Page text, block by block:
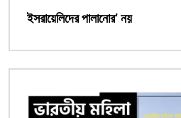
ইসরায়েলিদের পালানোর’ নয়